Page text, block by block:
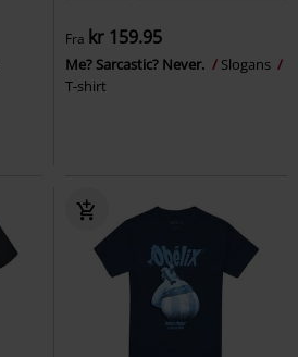
Fra kr 159.95
Me? Sarcastic? Never.
Slogans
T-shirt